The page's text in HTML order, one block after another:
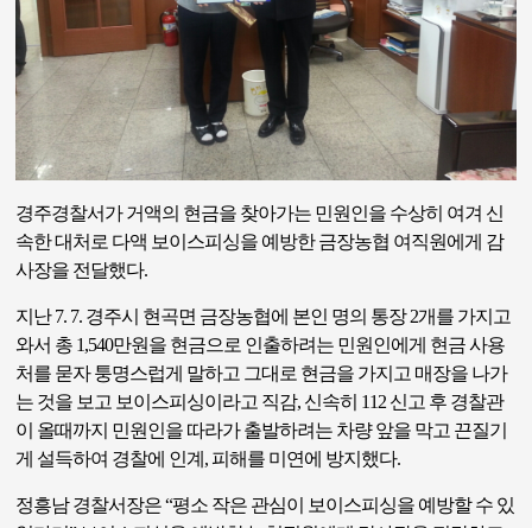
경주경찰서가 거액의 현금을 찾아가는 민원인을 수상히 여겨 신
속한 대처로 다액 보이스피싱을 예방한 금장농협 여직원에게 감
사장을 전달했다.
지난 7. 7. 경주시 현곡면 금장농협에 본인 명의 통장 2개를 가지고
와서 총 1,540만원을 현금으로 인출하려는 민원인에게 현금 사용
처를 묻자 퉁명스럽게 말하고 그대로 현금을 가지고 매장을 나가
는 것을 보고 보이스피싱이라고 직감, 신속히 112 신고 후 경찰관
이 올때까지 민원인을 따라가 출발하려는 차량 앞을 막고 끈질기
게 설득하여 경찰에 인계, 피해를 미연에 방지했다.
정흥남 경찰서장은 “평소 작은 관심이 보이스피싱을 예방할 수 있